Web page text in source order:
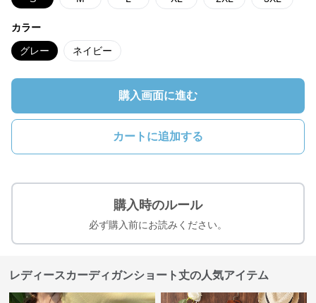
カラー
グレー ネイビー
購入画面に進む
カートに追加する
購入時のルール
必ず購入前にお読みください。
レディースカーディガンショート丈の人気アイテム